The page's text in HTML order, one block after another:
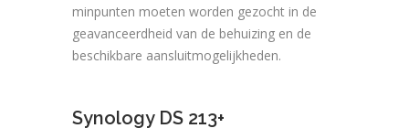
minpunten moeten worden gezocht in de
geavanceerdheid van de behuizing en de
beschikbare aansluitmogelijkheden.
Synology DS 213+